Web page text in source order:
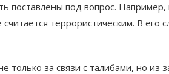
поставлены под вопрос.
террористическим. В его
только за связи с талибами, но из